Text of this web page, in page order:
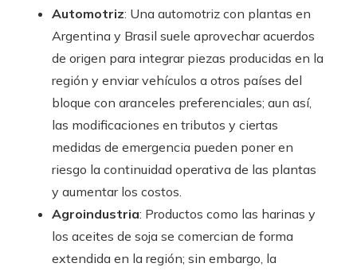
Automotriz: Una automotriz con plantas en
Argentina y Brasil suele aprovechar acuerdos
de origen para integrar piezas producidas en la
región y enviar vehículos a otros países del
bloque con aranceles preferenciales; aun así,
las modificaciones en tributos y ciertas
medidas de emergencia pueden poner en
riesgo la continuidad operativa de las plantas
y aumentar los costos.
Agroindustria: Productos como las harinas y
los aceites de soja se comercian de forma
extendida en la región; sin embargo, la